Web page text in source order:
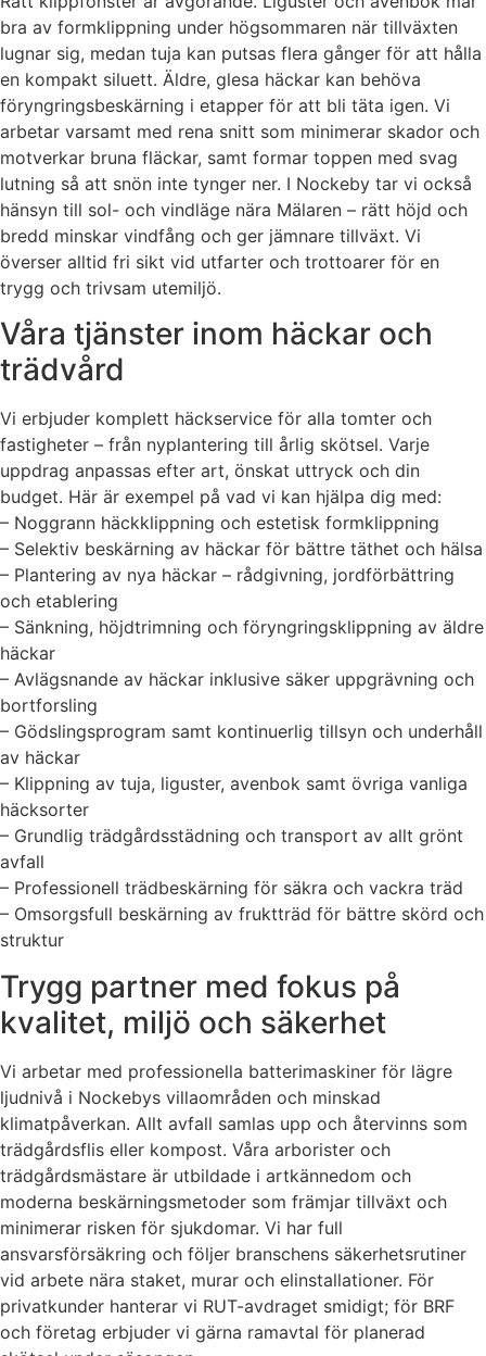
bra av formklippning under högsommaren när tillväxten
lugnar sig, medan tuja kan putsas flera gånger för att hålla
en kompakt siluett. Äldre, glesa häckar kan behöva
föryngringsbeskärning i etapper för att bli täta igen. Vi
arbetar varsamt med rena snitt som minimerar skador och
motverkar bruna fläckar, samt formar toppen med svag
lutning så att snön inte tynger ner. I Nockeby tar vi också
hänsyn till sol- och vindläge nära Mälaren – rätt höjd och
bredd minskar vindfång och ger jämnare tillväxt. Vi
överser alltid fri sikt vid utfarter och trottoarer för en
trygg och trivsam utemiljö.
Våra tjänster inom häckar och
trädvård
Vi erbjuder komplett häckservice för alla tomter och
fastigheter – från nyplantering till årlig skötsel. Varje
uppdrag anpassas efter art, önskat uttryck och din
budget. Här är exempel på vad vi kan hjälpa dig med:
– Noggrann häckklippning och estetisk formklippning
– Selektiv beskärning av häckar för bättre täthet och hälsa
– Plantering av nya häckar – rådgivning, jordförbättring
och etablering
– Sänkning, höjdtrimning och föryngringsklippning av äldre
häckar
– Avlägsnande av häckar inklusive säker uppgrävning och
bortforsling
– Gödslingsprogram samt kontinuerlig tillsyn och underhåll
av häckar
– Klippning av tuja, liguster, avenbok samt övriga vanliga
häcksorter
– Grundlig trädgårdsstädning och transport av allt grönt
avfall
– Professionell trädbeskärning för säkra och vackra träd
– Omsorgsfull beskärning av fruktträd för bättre skörd och
struktur
Trygg partner med fokus på
kvalitet, miljö och säkerhet
Vi arbetar med professionella batterimaskiner för lägre
ljudnivå i Nockebys villaområden och minskad
klimatpåverkan. Allt avfall samlas upp och återvinns som
trädgårdsflis eller kompost. Våra arborister och
trädgårdsmästare är utbildade i artkännedom och
moderna beskärningsmetoder som främjar tillväxt och
minimerar risken för sjukdomar. Vi har full
ansvarsförsäkring och följer branschens säkerhetsrutiner
vid arbete nära staket, murar och elinstallationer. För
privatkunder hanterar vi RUT-avdraget smidigt; för BRF
och företag erbjuder vi gärna ramavtal för planerad